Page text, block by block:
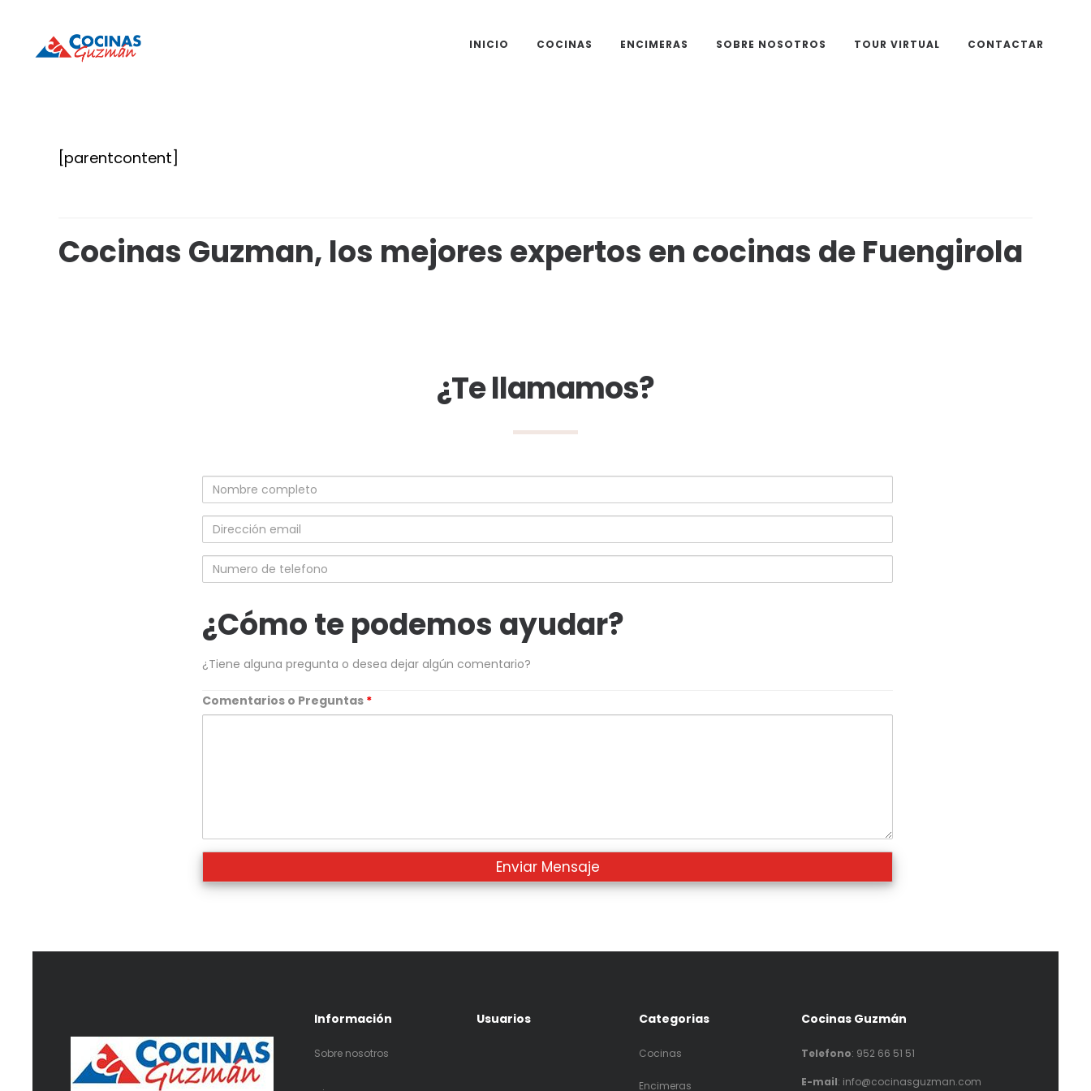
Cocinas
Cocinas INICIO COCINAS ENCIMERAS SOBRE NOSOTROS TOUR VIRTUAL CONTACTAR
[parentcontent]
Cocinas Guzman, los mejores expertos en cocinas de Fuengirola
¿Te llamamos?
Nombre
completo
Dirección
email
Numero
de
¿Cómo te podemos ayudar?
¿Tiene alguna pregunta o desea dejar algún comentario?
Comentarios o Preguntas *
Información
Sobre nosotros
.
Usuarios Categorias
Cocinas
Encimeras
Cocinas Guzmán
Telefono: 952 66 51 51
E-mail: info@cocinasguzman.com